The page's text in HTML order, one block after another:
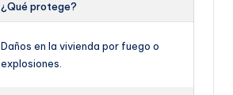
¿Qué protege?
Daños en la vivienda por fuego o
explosiones.